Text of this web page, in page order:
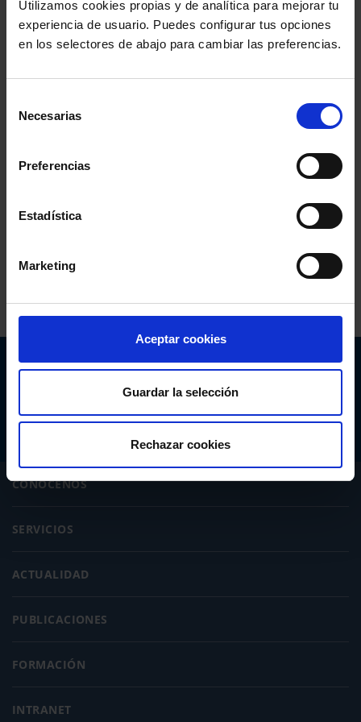
Utilizamos cookies propias y de analítica para mejorar tu
experiencia de usuario. Puedes configurar tus opciones
en los selectores de abajo para cambiar las preferencias.
Necesarias
Preferencias
Estadística
Marketing
Aceptar cookies
Guardar la selección
Rechazar cookies
Colegio de la Abogacía de Barcelona
Colegio de Abogados de Sevilla
Día Justicia Gratuita
Abogacía Española
CONSEJO GENERAL
CONÓCENOS
SERVICIOS
ACTUALIDAD
PUBLICACIONES
FORMACIÓN
INTRANET